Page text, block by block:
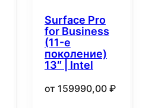
Surface Pro
for Business
(11-е
поколение)
13″ | Intel
от 159990,00 ₽